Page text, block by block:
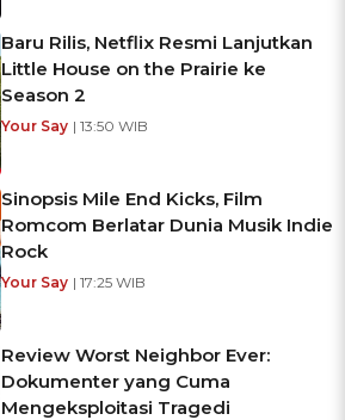
Baru Rilis, Netflix Resmi Lanjutkan
Little House on the Prairie ke
Season 2
Your Say | 13:50 WIB
Sinopsis Mile End Kicks, Film
Romcom Berlatar Dunia Musik Indie
Rock
Your Say | 17:25 WIB
Review Worst Neighbor Ever:
Dokumenter yang Cuma
Mengeksploitasi Tragedi